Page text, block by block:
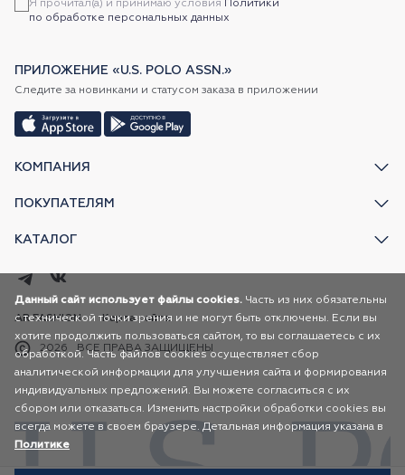
КОМПАНИЯ
ПОКУПАТЕЛЯМ
КАТАЛОГ
Я прочитал(а) и принимаю условия Политики
по обработке персональных данных
ПРИЛОЖЕНИЕ «U.S. POLO ASSN.»
Следите за новинками и статусом заказа в приложении
2026 ВСЕ ПРАВА ЗАЩИЩЕНЫ
AR FASHION Карта сайта
Данный сайт использует файлы cookies. Часть из них обязательны
с технической точки зрения и не могут быть отключены. Если вы
хотите продолжить пользоваться сайтом, то вы соглашаетесь с их
обработкой. Часть файлов cookies осуществляет сбор
аналитической информации для улучшения сайта и формирования
индивидуальных предложений. Вы можете согласиться с их
сбором или отказаться. Изменить настройки обработки cookies вы
всегда можете в своем браузере. Детальная информация указана в
Политике